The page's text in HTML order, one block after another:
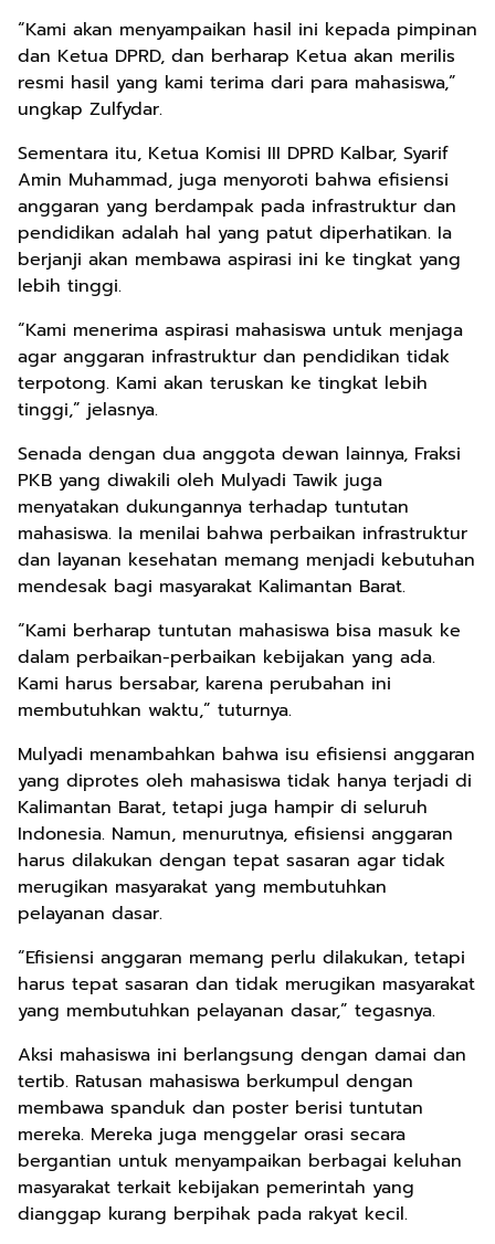
“Kami akan menyampaikan hasil ini kepada pimpinan
dan Ketua DPRD, dan berharap Ketua akan merilis
resmi hasil yang kami terima dari para mahasiswa,”
ungkap Zulfydar.
Sementara itu, Ketua Komisi III DPRD Kalbar, Syarif
Amin Muhammad, juga menyoroti bahwa efisiensi
anggaran yang berdampak pada infrastruktur dan
pendidikan adalah hal yang patut diperhatikan. Ia
berjanji akan membawa aspirasi ini ke tingkat yang
lebih tinggi.
“Kami menerima aspirasi mahasiswa untuk menjaga
agar anggaran infrastruktur dan pendidikan tidak
terpotong. Kami akan teruskan ke tingkat lebih
tinggi,” jelasnya.
Senada dengan dua anggota dewan lainnya, Fraksi
PKB yang diwakili oleh Mulyadi Tawik juga
menyatakan dukungannya terhadap tuntutan
mahasiswa. Ia menilai bahwa perbaikan infrastruktur
dan layanan kesehatan memang menjadi kebutuhan
mendesak bagi masyarakat Kalimantan Barat.
“Kami berharap tuntutan mahasiswa bisa masuk ke
dalam perbaikan-perbaikan kebijakan yang ada.
Kami harus bersabar, karena perubahan ini
membutuhkan waktu,” tuturnya.
Mulyadi menambahkan bahwa isu efisiensi anggaran
yang diprotes oleh mahasiswa tidak hanya terjadi di
Kalimantan Barat, tetapi juga hampir di seluruh
Indonesia. Namun, menurutnya, efisiensi anggaran
harus dilakukan dengan tepat sasaran agar tidak
merugikan masyarakat yang membutuhkan
pelayanan dasar.
“Efisiensi anggaran memang perlu dilakukan, tetapi
harus tepat sasaran dan tidak merugikan masyarakat
yang membutuhkan pelayanan dasar,” tegasnya.
Aksi mahasiswa ini berlangsung dengan damai dan
tertib. Ratusan mahasiswa berkumpul dengan
membawa spanduk dan poster berisi tuntutan
mereka. Mereka juga menggelar orasi secara
bergantian untuk menyampaikan berbagai keluhan
masyarakat terkait kebijakan pemerintah yang
dianggap kurang berpihak pada rakyat kecil.